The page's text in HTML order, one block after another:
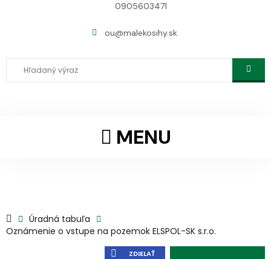
0905603471
ou@malekosihy.sk
MENU
Úradná tabuľa
Oznámenie o vstupe na pozemok ELSPOL-SK s.r.o.
ZDIELAŤ